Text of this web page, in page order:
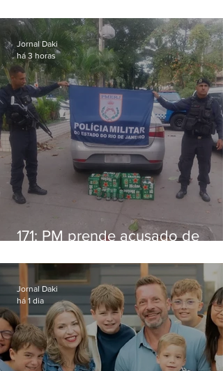
171: PM prende acusado de
Niterói
Jornal Daki
há 3 horas
Jornal Daki
há 1 dia